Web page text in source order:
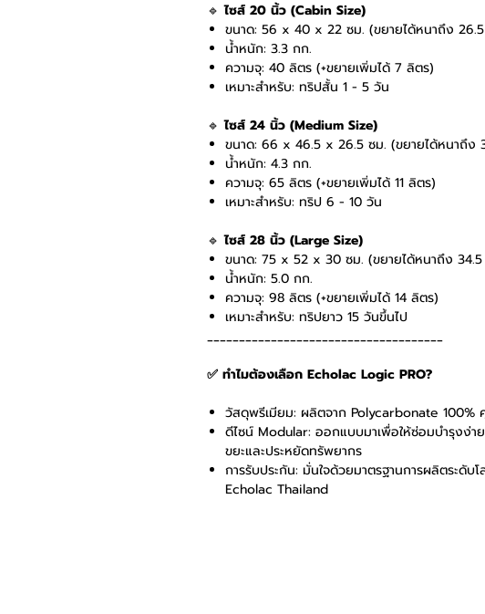
🔹ไซส์ 20 นิ้ว (Cabin Size)
ขนาด: 56 x 40 x 22 ซม. (ขยายได้หนาถึง
น้ำหนัก: 3.3 กก.
ความจุ: 40 ลิตร (+ขยายเพิ่มได้ 7 ลิตร)
เหมาะสำหรับ: ทริปสั้น 1 - 5 วัน
🔹ไซส์ 24 นิ้ว (Medium Size)
ขนาด: 66 x 46.5 x 26.5 ซม. (ขยายได้หนาถึง
น้ำหนัก: 4.3 กก.
ความจุ: 65 ลิตร (+ขยายเพิ่มได้ 11 ลิตร)
เหมาะสำหรับ: ทริป 6 - 10 วัน
🔹ไซส์ 28 นิ้ว (Large Size)
ขนาด: 75 x 52 x 30 ซม. (ขยายได้หนาถึง
น้ำหนัก: 5.0 กก.
ความจุ: 98 ลิตร (+ขยายเพิ่มได้ 14 ลิตร)
เหมาะสำหรับ: ทริปยาว 15 วันขึ้นไป
_____________________________________
✅ ทำไมต้องเลือก Echolac Logic PRO?
วัสดุพรีเมียม: ผลิตจาก Polycarbonate
ดีไซน์ Modular: ออกแบบมาเพื่อให้ซ่อมบำรุงง่า
ขยะและประหยัดทรัพยากร
การรับประกัน: มั่นใจด้วยมาตรฐานการผลิตระดับ
Echolac Thailand